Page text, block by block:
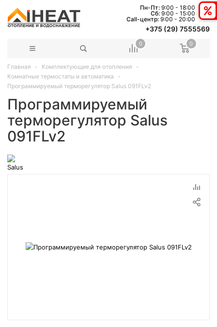
Пн-Пт: 9:00 - 18:00
Сб: 9:00 - 15:00
Сall-центр: 9:00 - 20:00
+375 (29) 7555569
0 0
Главная
Комплектующие для отопления
Комнатные термостаты и автоматика
Программируемый терморегулятор Salus 091FLv2
Программируемый
терморегулятор Salus
091FLv2